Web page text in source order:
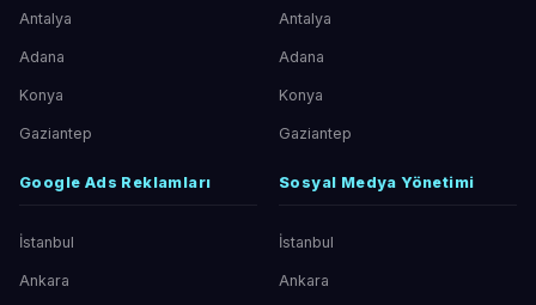
Antalya
Adana
Konya
Gaziantep
Antalya
Adana
Konya
Gaziantep
Google Ads Reklamları
İstanbul
Ankara
Sosyal Medya Yönetimi
İstanbul
Ankara